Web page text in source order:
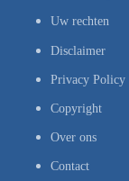
Uw rechten
Disclaimer
Privacy Policy
Copyright
Over ons
Contact